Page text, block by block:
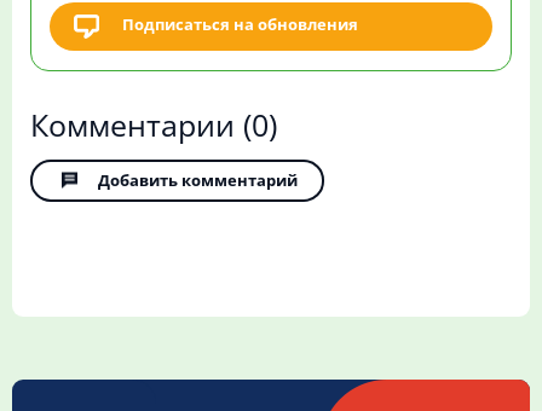
Подписаться на обновления
Комментарии (0)
Добавить комментарий